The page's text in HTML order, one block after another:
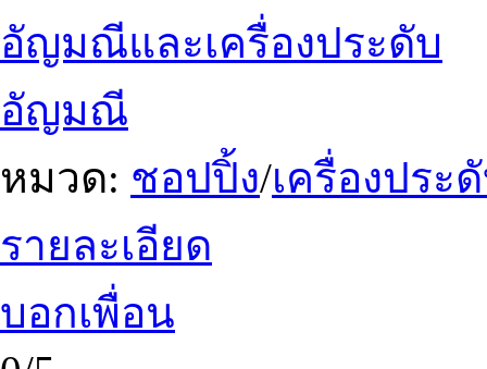
อัญมณีและเครื่องประดับ
อัญมณี
หมวด: ชอปปิ้ง/เครื่องปร
รายละเอียด
บอกเพื่อน